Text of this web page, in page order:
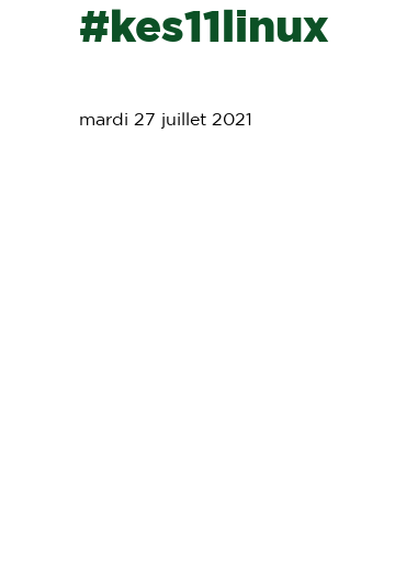
#kes11linux
mardi 27 juillet 2021